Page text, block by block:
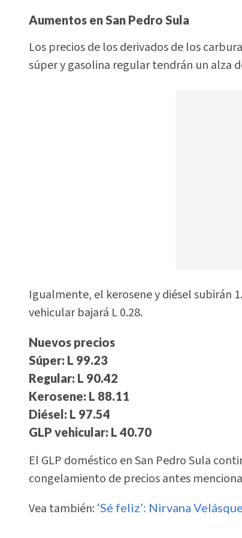
Aumentos en San Pedro Sula
Los precios de los derivados de los
súper y gasolina regular tendrán un alza
Igualmente, el kerosene y diésel subirán
vehicular bajará L 0.28.
Nuevos precios
Súper: L 99.23
Regular: L 90.42
Kerosene: L 88.11
Diésel: L 97.54
GLP vehicular: L 40.70
El GLP doméstico en San Pedro Sula
congelamiento de precios antes
Vea también: ‘Sé feliz’: Nirvana